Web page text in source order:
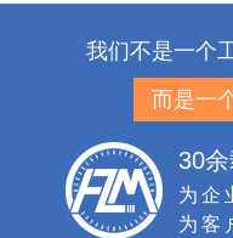
我们不是一个
而是一
30
为企
为客